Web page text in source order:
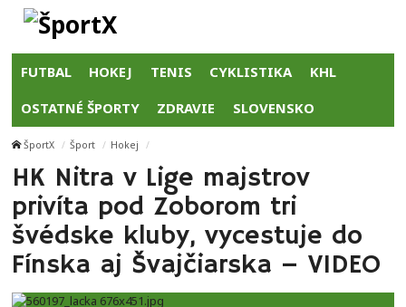
FUTBAL HOKEJ TENIS CYKLISTIKA KHL
OSTATNÉ ŠPORTY ZDRAVIE SLOVENSKO
ŠportX Šport Hokej
HK Nitra v Lige majstrov
privíta pod Zoborom tri
švédske kluby, vycestuje do
Fínska aj Švajčiarska – VIDEO